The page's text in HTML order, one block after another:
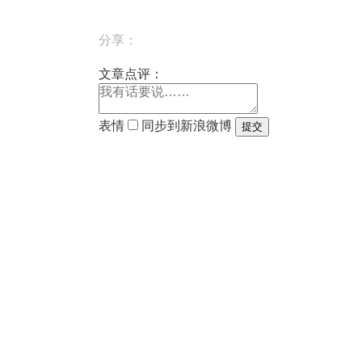
分享：
文章点评：
表情 同步到新浪微博 提交